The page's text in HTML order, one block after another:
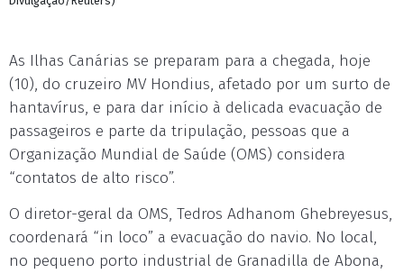
As Ilhas Canárias se preparam para a chegada, hoje
(10), do cruzeiro MV Hondius, afetado por um surto de
hantavírus, e para dar início à delicada evacuação de
passageiros e parte da tripulação, pessoas que a
Organização Mundial de Saúde (OMS) considera
“contatos de alto risco”.
O diretor-geral da OMS, Tedros Adhanom Ghebreyesus,
coordenará “in loco” a evacuação do navio. No local,
no pequeno porto industrial de Granadilla de Abona,